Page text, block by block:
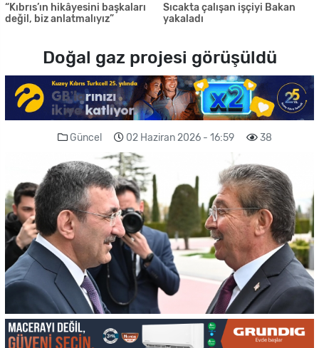
“Kıbrıs’ın hikâyesini başkaları
değil, biz anlatmalıyız”
Sıcakta çalışan işçiyi Bakan
yakaladı
Doğal gaz projesi görüşüldü
Güncel 02 Haziran 2026 - 16:59 38